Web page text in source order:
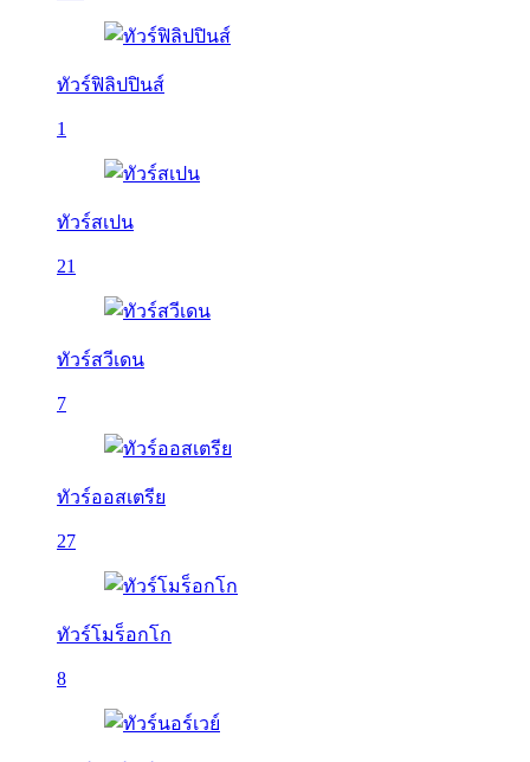
ทัวร์ฟิลิปปินส์
1
ทัวร์สเปน
21
ทัวร์สวีเดน
7
ทัวร์ออสเตรีย
27
ทัวร์โมร็อกโก
8